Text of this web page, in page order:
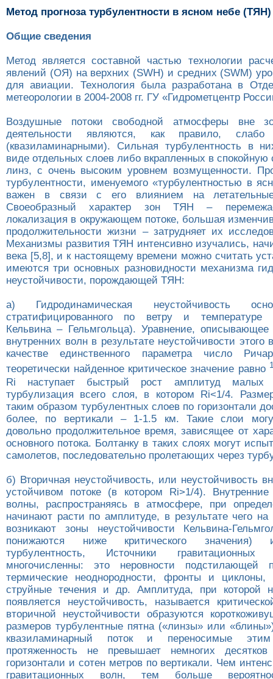
Метод прогноза турбулентности в ясном небе (ТЯН)
Общие сведения
Метод является составной частью технологии
явлений (ОЯ) на верхних (SWH) и средних (SWM)
для авиации. Технология была разработана в
метеорологии в 2004-2008 гг. ГУ «Гидрометцентр
Воздушные потоки свободной атмосферы вне
деятельности являются, как правило, слабо
(квазиламинарными). Сильная турбулентность в
виде отдельных слоев либо вкрапленных в спокойную
линз, с очень высоким уровнем возмущенности.
турбулентности, именуемого «турбулентностью в
важен в связи с его влиянием на
Своеобразный характер зон ТЯН –
локализация в окружающем потоке, большая
продолжительности жизни – затрудняет их
Механизмы развития ТЯН интенсивно изучались,
века [5,8], и к настоящему времени можно считать
имеются три основных разновидности механизма
неустойчивости, порождающей ТЯН:
а) Гидродинамическая неустойчивость
стратифицированного по ветру и температуре
Кельвина – Гельмгольца). Уравнение, описывающее
внутренних волн в результате неустойчивости этого
качестве единственного параметра число
теоретически найденное критическое значение равно
Ri наступает быстрый рост амплитуд малых
турбулизация всего слоя, в котором Ri<1/4.
таким образом турбулентных слоев по горизонтали
более, по вертикали – 1-1.5 км. Такие слои
довольно продолжительное время, зависящее от
основного потока. Болтанку в таких слоях могут
самолетов, последовательно пролетающих через
б) Вторичная неустойчивость, или неустойчивость
устойчивом потоке (в котором Ri>1/4). Внутренние
волны, распространяясь в атмосфере, при
начинают расти по амплитуде, в результате чего на
возникают зоны неустойчивости Кельвина-
понижаются ниже критического значения)
турбулентность, Источники
многочисленны: это неровности подстилающей
термические неоднородности, фронты и циклоны,
струйные течения и др. Амплитуда, при которой
появляется неустойчивость, называется
вторичной неустойчивости образуются
размеров турбулентные пятна («линзы» или
квазиламинарный поток и переносимые
протяженность не превышает немногих
горизонтали и сотен метров по вертикали. Чем
гравитационных волн, тем больше